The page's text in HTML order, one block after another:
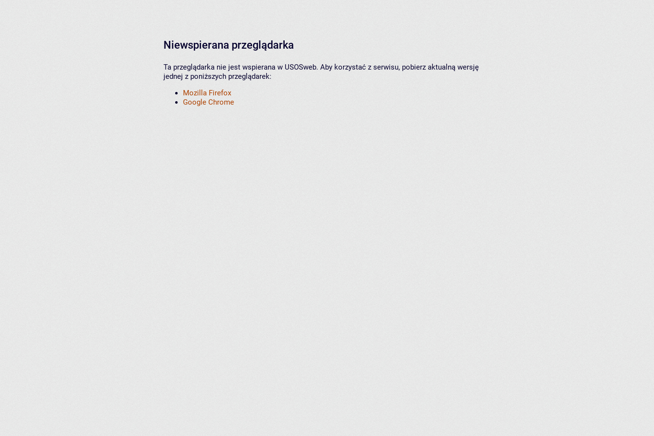
Niewspierana przeglądarka
Ta przeglądarka nie jest wspierana w USOSweb. Aby korzystać z serwisu, pobierz aktualną wersję
jednej z poniższych przeglądarek:
Mozilla Firefox
Google Chrome